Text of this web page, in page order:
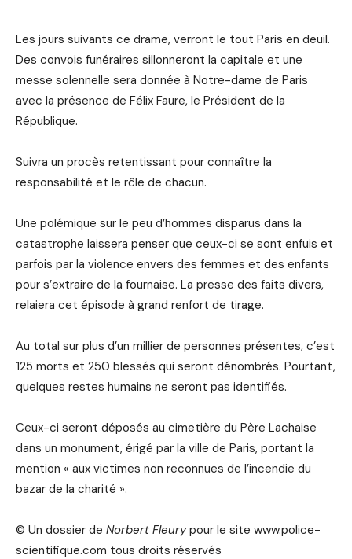
Les jours suivants ce drame, verront le tout Paris en deuil.
Des convois funéraires sillonneront la capitale et une
messe solennelle sera donnée à Notre-dame de Paris
avec la présence de Félix Faure, le Président de la
République.
Suivra un procès retentissant pour connaître la
responsabilité et le rôle de chacun.
Une polémique sur le peu d’hommes disparus dans la
catastrophe laissera penser que ceux-ci se sont enfuis et
parfois par la violence envers des femmes et des enfants
pour s’extraire de la fournaise. La presse des faits divers,
relaiera cet épisode à grand renfort de tirage.
Au total sur plus d’un millier de personnes présentes, c’est
125 morts et 250 blessés qui seront dénombrés. Pourtant,
quelques restes humains ne seront pas identifiés.
Ceux-ci seront déposés au cimetière du Père Lachaise
dans un monument, érigé par la ville de Paris, portant la
mention « aux victimes non reconnues de l’incendie du
bazar de la charité ».
© Un dossier de Norbert Fleurypour le site www.police-
scientifique.com tous droits réservés